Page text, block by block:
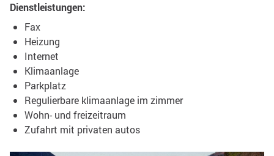
Dienstleistungen:
Fax
Heizung
Internet
Klimaanlage
Parkplatz
Regulierbare klimaanlage im zimmer
Wohn- und freizeitraum
Zufahrt mit privaten autos